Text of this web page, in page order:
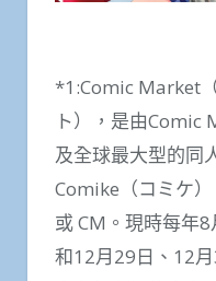
*1:Comic Market
ト），是由Comic
及全球最大型的同
Comike（コミケ）
或 CM。現時每年
和12月29日、12